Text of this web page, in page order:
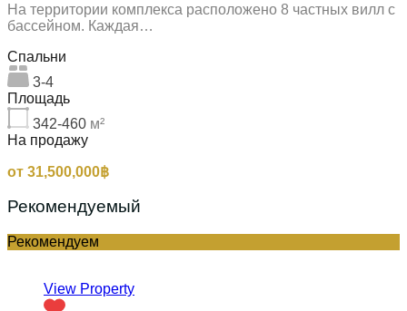
На территории комплекса расположено 8 частных вилл с
бассейном. Каждая…
Спальни
3-4
Площадь
342-460 м²
На продажу
от 31,500,000฿
Рекомендуемый
Рекомендуем
View Property